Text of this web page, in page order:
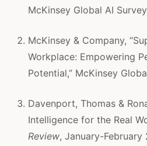
McKinsey Global AI
McKinsey & Company,
Workplace: Empowering
Potential,” McKinsey
Davenport, Thomas &
Intelligence for the Real
Review, January-February